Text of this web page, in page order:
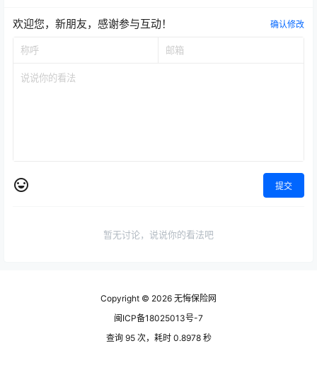
欢迎您，新朋友，感谢参与互动！ 确认修改
提交
暂无讨论，说说你的看法吧
Copyright © 2026 无悔保险网
闽ICP备18025013号-7
查询 95 次，耗时 0.8978 秒